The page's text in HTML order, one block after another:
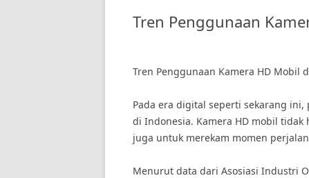
Tren Penggunaan
Tren Penggunaan Kamera HD Mobil
Pada era digital seperti sekarang
di Indonesia. Kamera HD mobil
juga untuk merekam momen
Menurut data dari Asosiasi Industri